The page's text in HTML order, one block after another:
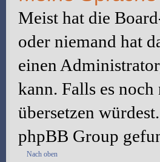
Meist hat die
oder niemand hat
einen
kann. Falls es
übersetzen
phpBB Group
Nach oben